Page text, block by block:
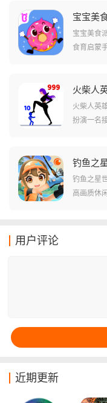
炸。在游
下拆除炸
引你完成
不及拆除
宝宝美
宝宝美食
食育启蒙
通过帮美
地认识食
初步认知
火柴人
火柴人英
扮演一名
数字，你
攻，才能
钓鱼之
钓鱼之星
高画质休
用户评论
近期更新